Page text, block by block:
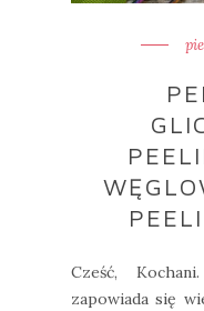
Cześć,
zapowiada się